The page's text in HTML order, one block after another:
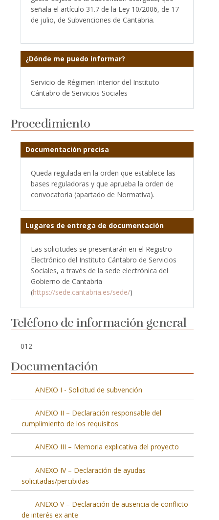
señala el artículo 31.7 de la Ley 10/2006, de 17
de julio, de Subvenciones de Cantabria.
¿Dónde me puedo informar?
Servicio de Régimen Interior del Instituto
Cántabro de Servicios Sociales
Procedimiento
Documentación precisa
Queda regulada en la orden que establece las
bases reguladoras y que aprueba la orden de
convocatoria (apartado de Normativa).
Lugares de entrega de documentación
Las solicitudes se presentarán en el Registro
Electrónico del Instituto Cántabro de Servicios
Sociales, a través de la sede electrónica del
Gobierno de Cantabria
(https://sede.cantabria.es/sede/)
Teléfono de información general
012
Documentación
ANEXO I - Solicitud de subvención
ANEXO II – Declaración responsable del
cumplimiento de los requisitos
ANEXO III – Memoria explicativa del proyecto
ANEXO IV – Declaración de ayudas
solicitadas/percibidas
ANEXO V – Declaración de ausencia de conflicto
de interés ex ante